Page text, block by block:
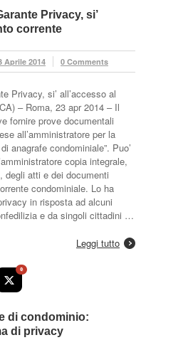
Privacy, si’
corrente
Aprile 2014 0 Comments
Privacy, si’ all’accesso al
– Roma, 23 apr 2014 – Il
fornire prove documentali
all’amministratore per la
anagrafe condominiale”. Puo’
copia integrale,
degli atti e dei documenti
condominiale. Lo ha
in risposta ad alcuni
e da singoli cittadini …
Leggi tutto
0
di condominio:
di privacy